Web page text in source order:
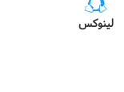
لینوکس